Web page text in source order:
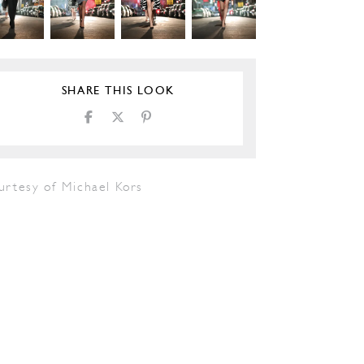
SHARE THIS LOOK
of Michael Kors